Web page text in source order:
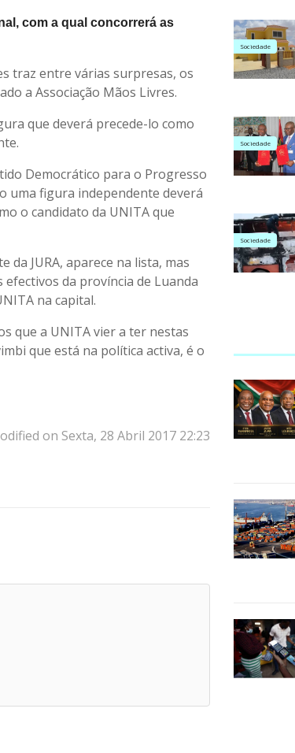
com a qual concorrerá as
traz entre várias surpresas, os
a Associação Mãos Livres.
que deverá precede-lo como
Democrático para o Progresso
uma figura independente deverá
o candidato da UNITA que
JURA, aparece na lista, mas
da província de Luanda
na capital.
que a UNITA vier a ter nestas
que está na política activa, é o
on Sexta, 28 Abril 2017 22:23
Sociedade
Sociedade
Sociedade